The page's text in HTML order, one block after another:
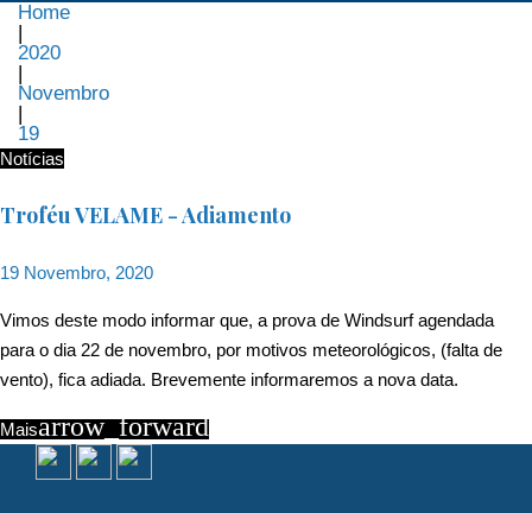
Home
|
2020
|
Novembro
|
19
Dia:
19
de
Novembro,
2020
Notícias
Troféu VELAME - Adiamento
19 Novembro, 2020
Vimos deste modo informar que, a prova de Windsurf agendada
para o dia 22 de novembro, por motivos meteorológicos, (falta de
vento), fica adiada. Brevemente informaremos a nova data.
Maisarrow_forward